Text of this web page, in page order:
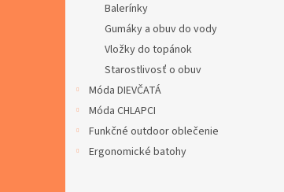
Balerínky
Gumáky a obuv do vody
Vložky do topánok
Starostlivosť o obuv
Móda DIEVČATÁ
Móda CHLAPCI
Funkčné outdoor oblečenie
Ergonomické batohy